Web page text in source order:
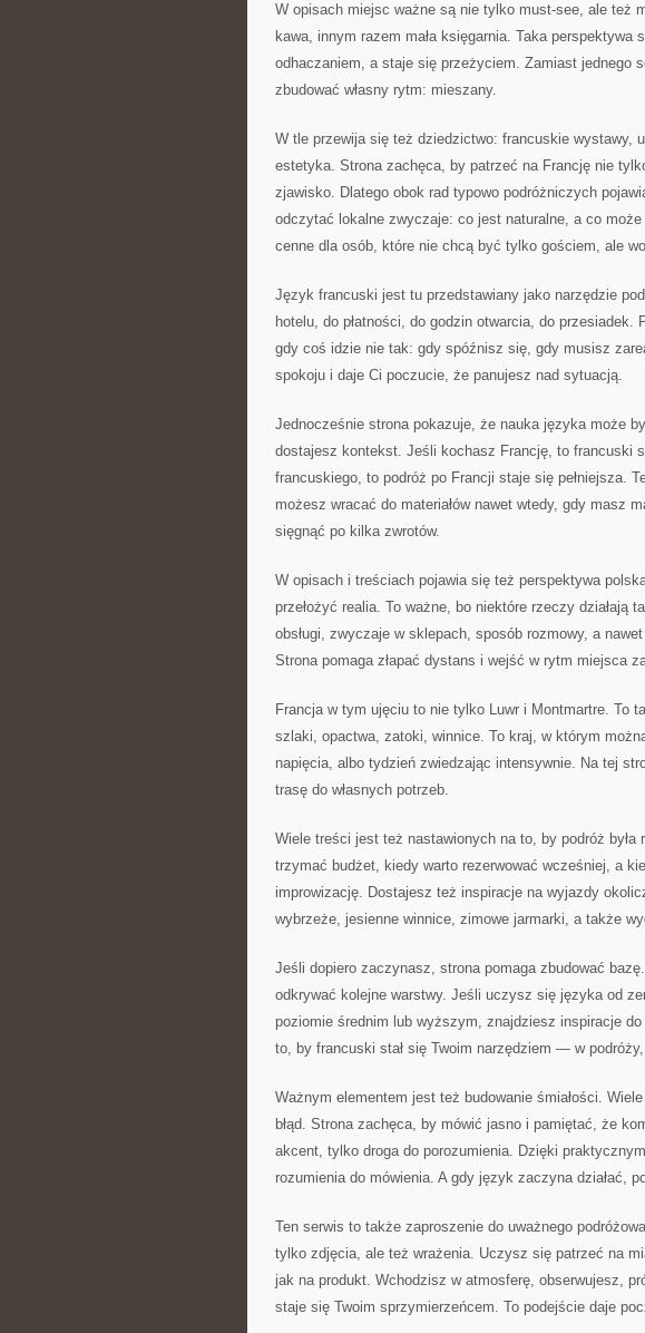
W opisach miejsc ważne są nie tylko must-see, ale też
kawa, innym razem mała księgarnia. Taka perspektywa
odhaczaniem, a staje się przeżyciem. Zamiast jednego
zbudować własny rytm: mieszany.
W tle przewija się też dziedzictwo: francuskie wystawy,
estetyka. Strona zachęca, by patrzeć na Francję nie
zjawisko. Dlatego obok rad typowo podróżniczych
odczytać lokalne zwyczaje: co jest naturalne, a co
cenne dla osób, które nie chcą być tylko gościem, ale
Język francuski jest tu przedstawiany jako narzędzie
hotelu, do płatności, do godzin otwarcia, do przesiadek.
gdy coś idzie nie tak: gdy spóźnisz się, gdy musisz
spokoju i daje Ci poczucie, że panujesz nad sytuacją.
Jednocześnie strona pokazuje, że nauka języka może
dostajesz kontekst. Jeśli kochasz Francję, to francuski
francuskiego, to podróż po Francji staje się pełniejsza.
możesz wracać do materiałów nawet wtedy, gdy masz
sięgnąć po kilka zwrotów.
W opisach i treściach pojawia się też perspektywa
przełożyć realia. To ważne, bo niektóre rzeczy działają
obsługi, zwyczaje w sklepach, sposób rozmowy, a
Strona pomaga złapać dystans i wejść w rytm miejsca
Francja w tym ujęciu to nie tylko Luwr i Montmartre. To
szlaki, opactwa, zatoki, winnice. To kraj, w którym
napięcia, albo tydzień zwiedzając intensywnie. Na tej
trasę do własnych potrzeb.
Wiele treści jest też nastawionych na to, by podróż
trzymać budżet, kiedy warto rezerwować wcześniej, a
improwizację. Dostajesz też inspiracje na wyjazdy
wybrzeże, jesienne winnice, zimowe jarmarki, a także
Jeśli dopiero zaczynasz, strona pomaga zbudować
odkrywać kolejne warstwy. Jeśli uczysz się języka od
poziomie średnim lub wyższym, znajdziesz inspiracje
to, by francuski stał się Twoim narzędziem — w
Ważnym elementem jest też budowanie śmiałości.
błąd. Strona zachęca, by mówić jasno i pamiętać, że
akcent, tylko droga do porozumienia. Dzięki
rozumienia do mówienia. A gdy język zaczyna działać,
Ten serwis to także zaproszenie do uważnego
tylko zdjęcia, ale też wrażenia. Uczysz się patrzeć na
jak na produkt. Wchodzisz w atmosferę, obserwujesz,
staje się Twoim sprzymierzeńcem. To podejście daje